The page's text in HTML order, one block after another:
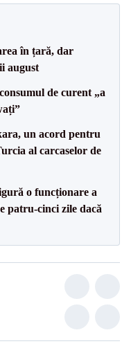
în țară, dar
august
de curent „a
un acord pentru
al carcaselor de
o funcționare a
patru-cinci zile dacă